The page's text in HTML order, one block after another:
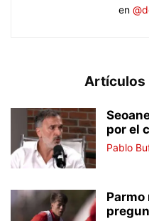
en
Artículos
por el
Pablo
Parmo